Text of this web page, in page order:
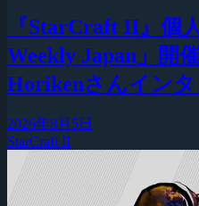
『StarCraft II』個
Weekly Japan」開
Horikenさんイン
2026年8月5日
StarCraft II